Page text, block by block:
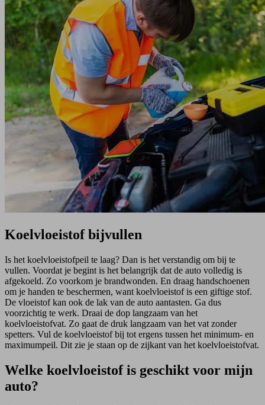
Koelvloeistof bijvullen
Is het koelvloeistofpeil te laag? Dan is het verstandig om bij te
vullen. Voordat je begint is het belangrijk dat de auto volledig is
afgekoeld. Zo voorkom je brandwonden. En draag handschoenen
om je handen te beschermen, want koelvloeistof is een giftige stof.
De vloeistof kan ook de lak van de auto aantasten. Ga dus
voorzichtig te werk. Draai de dop langzaam van het
koelvloeistofvat. Zo gaat de druk langzaam van het vat zonder
spetters. Vul de koelvloeistof bij tot ergens tussen het minimum- en
maximumpeil. Dit zie je staan op de zijkant van het koelvloeistofvat.
Welke koelvloeistof is geschikt voor mijn
auto?